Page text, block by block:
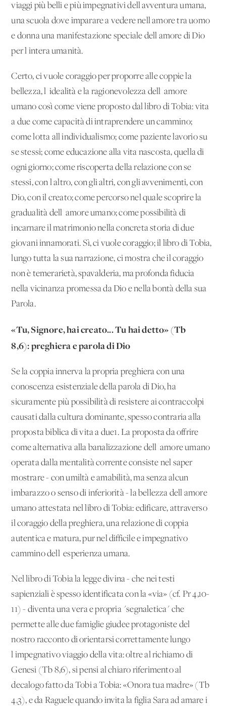
viaggi più belli e più impegnativi dell'avventura umana,
una scuola dove imparare a vedere nell'amore tra uomo
e donna una manifestazione speciale dell'amore di Dio
per l'intera umanità.
Certo, ci vuole coraggio per proporre alle coppie la
bellezza, l' idealità e la ragionevolezza dell' amore
umano così come viene proposto dal libro di Tobia: vita
a due come capacità di intraprendere un cammino;
come lotta all'individualismo; come paziente lavorio su
se stessi; come educazione alla vita nascosta, quella di
ogni giorno; come riscoperta della relazione con se
stessi, con l'altro, con gli altri, con gli avvenimenti, con
Dio, con il creato; come percorso nel quale scoprire la
gradualità dell' amore umano; come possibilità di
incarnare il matrimonio nella concreta storia di due
giovani innamorati. Sì, ci vuole coraggio; il libro di Tobia,
lungo tutta la sua narrazione, ci mostra che il coraggio
non è temerarietà, spavalderia, ma profonda fiducia
nella vicinanza promessa da Dio e nella bontà della sua
Parola.
«Tu, Signore, hai creato... Tu hai detto» (Tb
8,6): preghiera e parola di Dio
Se la coppia innerva la propria preghiera con una
conoscenza esistenziale della parola di Dio, ha
sicuramente più possibilità di resistere ai contraccolpi
causati dalla cultura dominante, spesso contraria alla
proposta biblica di vita a due1. La proposta da offrire
come alternativa alla banalizzazione dell' amore umano
operata dalla mentalità corrente consiste nel saper
mostrare - con umiltà e amabilità, ma senza alcun
imbarazzo o senso di inferiorità - la bellezza dell'amore
umano attestata nel libro di Tobia: edificare, attraverso
il coraggio della preghiera, una relazione di coppia
autentica e matura, pur nel difficile e impegnativo
cammino dell' esperienza umana.
Nel libro di Tobia la legge divina - che nei testi
sapienziali è spesso identificata con la «via» (cf. Pr 4,10-
11) - diventa una vera e propria "segnaletica" che
permette alle due famiglie giudee protagoniste del
nostro racconto di orientarsi correttamente lungo
l'impegnativo viaggio della vita: oltre al richiamo di
Genesi (Tb 8,6), si pensi al chiaro riferimento al
decalogo fatto da Tobi a Tobia: «Onora tua madre» (Tb
4,3), e da Raguele quando invita la figlia Sara ad amare i